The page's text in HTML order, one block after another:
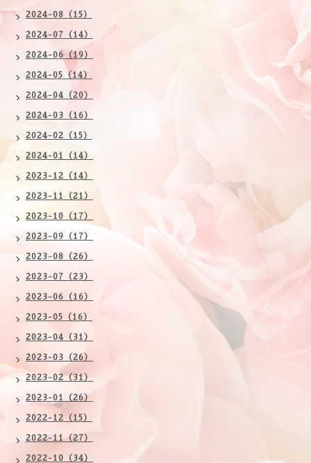
2024-08（15）
2024-07（14）
2024-06（19）
2024-05（14）
2024-04（20）
2024-03（16）
2024-02（15）
2024-01（14）
2023-12（14）
2023-11（21）
2023-10（17）
2023-09（17）
2023-08（26）
2023-07（23）
2023-06（16）
2023-05（16）
2023-04（31）
2023-03（26）
2023-02（31）
2023-01（26）
2022-12（15）
2022-11（27）
2022-10（34）